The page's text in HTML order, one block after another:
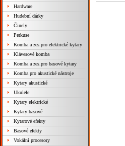
Hardware
Hudební dárky
Činely
Perkuse
Komba a zes.pro elektrické kytary
Klávesové komba
Komba a zes.pro basové kytary
Komba pro akustické nástroje
Kytary akustické
Ukulele
Kytary elektrické
Kytary basové
Kytarové efekty
Basové efekty
Vokální procesory